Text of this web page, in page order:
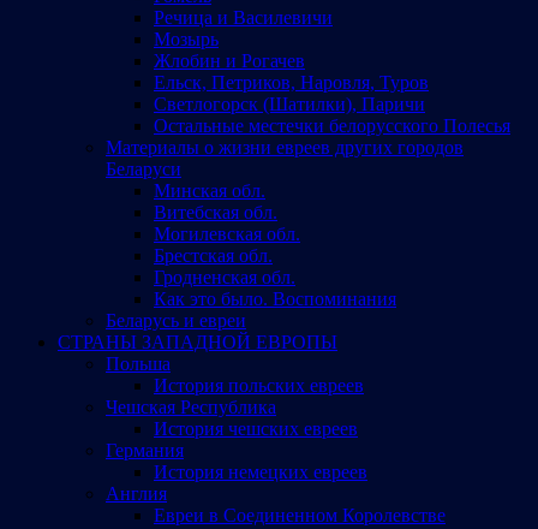
Речица и Василевичи
Мозырь
Жлобин и Рогачев
Ельск, Петриков, Наровля, Туров
Светлогорск (Шатилки), Паричи
Остальные местечки белорусского Полесья
Материалы о жизни евреев других городов
Беларуси
Минская обл.
Витебская обл.
Могилевская обл.
Брестская обл.
Гродненская обл.
Как это было. Воспоминания
Беларусь и евреи
СТРАНЫ ЗАПАДНОЙ ЕВРОПЫ
Польша
История польских евреев
Чешская Республика
История чешских евреев
Германия
История немецких евреев
Англия
Евреи в Соединенном Королевстве